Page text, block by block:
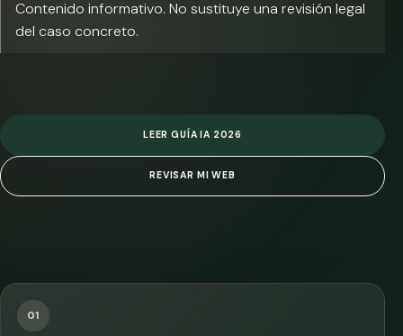
Contenido informativo. No sustituye una revisión legal
del caso concreto.
LEER GUÍA IA 2026
REVISAR MI WEB
01